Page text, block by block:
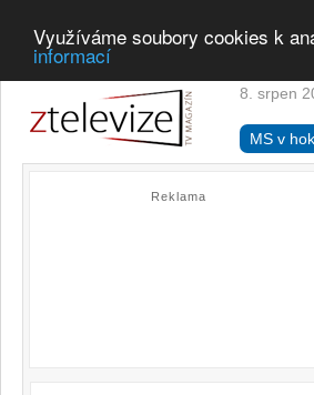
Využíváme soubory cookies k
informací
8. srpen
MS v
Reklama